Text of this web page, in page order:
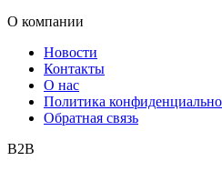
О компании
Новости
Контакты
О нас
Политика
Обратная связь
B2B